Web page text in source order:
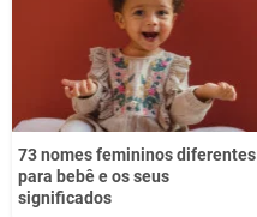
73 nomes femininos diferentes
para bebê e os seus
significados